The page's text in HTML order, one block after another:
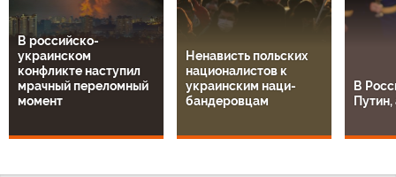
В российско-
украинском
конфликте наступил
мрачный переломный
момент
Ненависть польских
националистов к
украинским наци-
бандеровцам
В